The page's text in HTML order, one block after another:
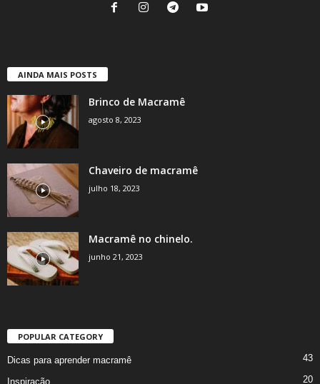
AINDA MAIS POSTS
Brinco de Macramê
agosto 8, 2023
Chaveiro de macramê
julho 18, 2023
Macramê no chinelo.
junho 21, 2023
POPULAR CATEGORY
Dicas para aprender macramê 43
Inspiração 20